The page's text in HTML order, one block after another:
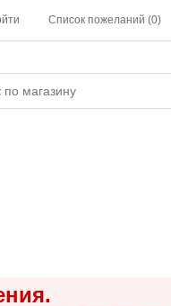
Список пожеланий (0)